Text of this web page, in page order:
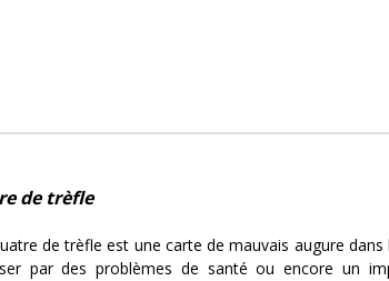
de trèfle
de trèfle est une carte de mauvais augure dans
par des problèmes de santé ou encore un